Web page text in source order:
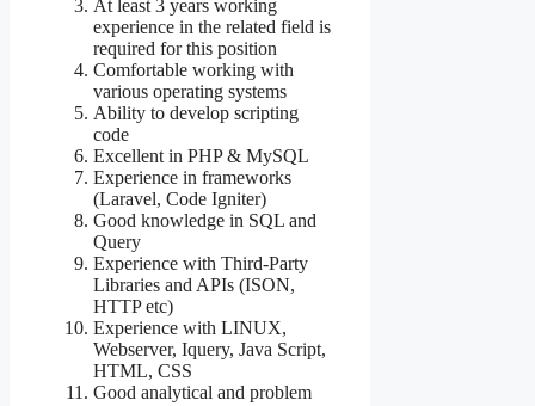
At least 3 years working
experience in the related field is
required for this position
Comfortable working with
various operating systems
Ability to develop scripting
code
Excellent in PHP & MySQL
Experience in frameworks
(Laravel, Code Igniter)
Good knowledge in SQL and
Query
Experience with Third-Party
Libraries and APIs (ISON,
HTTP etc)
Experience with LINUX,
Webserver, Iquery, Java Script,
HTML, CSS
Good analytical and problem